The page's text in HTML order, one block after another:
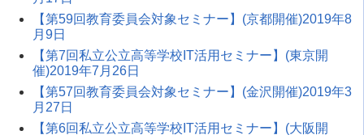
【第59回教育委員会対象セミナー】(京都開催)2019年8
月9日
【第7回私立公立高等学校IT活用セミナー】(東京開
催)2019年7月26日
【第57回教育委員会対象セミナー】(金沢開催)2019年3
月27日
【第6回私立公立高等学校IT活用セミナー】(大阪開